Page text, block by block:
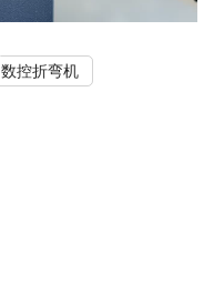
数控折弯机